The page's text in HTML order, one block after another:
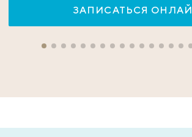
ЗАПИСАТЬСЯ